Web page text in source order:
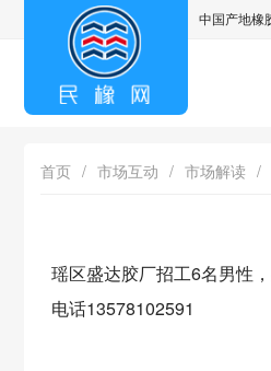
中国产地橡
首页 / 市场互动 / 市场解读 /
瑶区盛达胶厂招工6名男性
电话13578102591